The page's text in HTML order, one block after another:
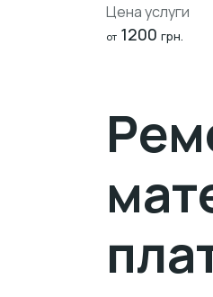
Цена услуги
от 1200 грн.